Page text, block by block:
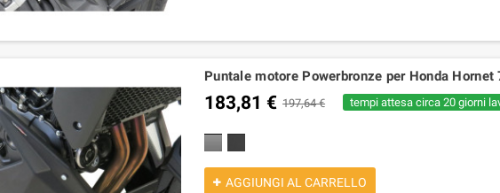
Puntale motore Powerbronze per Honda
183,81 € 197,64 € tempi attesa circa 20 giorni
AGGIUNGI AL CARRELLO